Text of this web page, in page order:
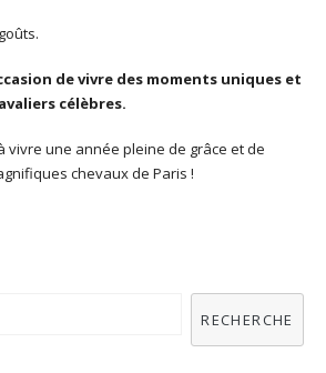
de vivre des moments uniques et
célèbres.
vivre une année pleine de grâce et de
chevaux de Paris !
RECHERCHE